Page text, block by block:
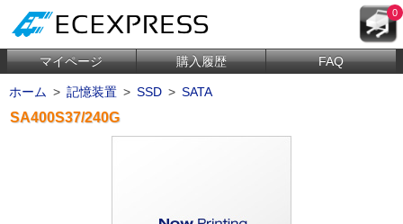
0
マイページ 購入履歴 FAQ
ホーム > 記憶装置 > SSD > SATA
SA400S37/240G